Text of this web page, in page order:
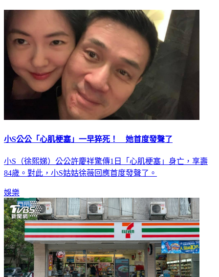
小S公公「心肌梗塞」一早猝死！ 她首度發聲了
小S（徐熙娣）公公許慶祥驚傳1日「心肌梗塞」身亡，享壽
84歲。對此，小S姑姑徐薇回應首度發聲了。
娛樂